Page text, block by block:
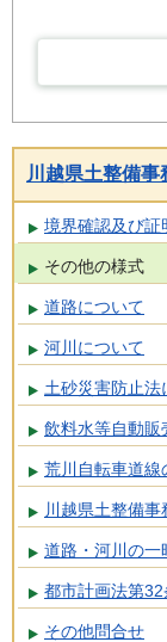
川越県土整備事
境界確認及び証
その他の様式
道路について
河川について
土砂災害防止法
飲料水等自動販
荒川自転車道線
川越県土整備
道路・河川の一
都市計画法第
その他問合せ